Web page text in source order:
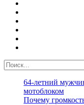
64-летний
мотоблоком
Почему